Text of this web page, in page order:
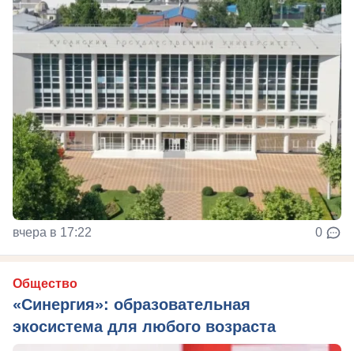
вчера в 17:22 0
Общество
«Синергия»: образовательная
экосистема для любого возраста